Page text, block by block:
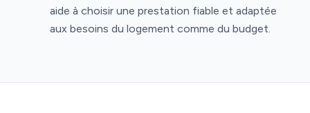
aide à choisir une prestation fiable et adaptée
aux besoins du logement comme du budget.